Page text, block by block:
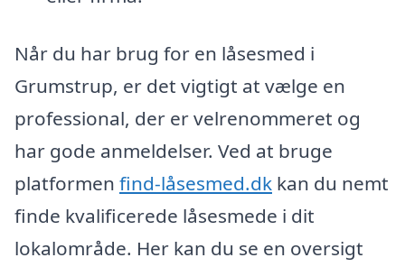
Når du har brug for en låsesmed i
Grumstrup, er det vigtigt at vælge en
professional, der er velrenommeret og
har gode anmeldelser. Ved at bruge
platformen find-låsesmed.dk kan du nemt
finde kvalificerede låsesmede i dit
lokalområde. Her kan du se en oversigt